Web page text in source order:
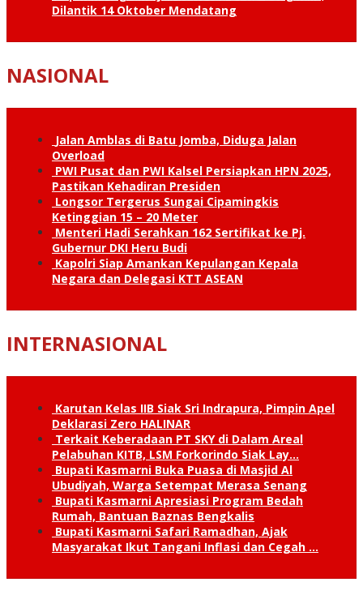
Dilantik 14 Oktober Mendatang
NASIONAL
Jalan Amblas di Batu Jomba, Diduga Jalan
Overload
PWI Pusat dan PWI Kalsel Persiapkan HPN 2025,
Pastikan Kehadiran Presiden
Longsor Tergerus Sungai Cipamingkis
Ketinggian 15 – 20 Meter
Menteri Hadi Serahkan 162 Sertifikat ke Pj.
Gubernur DKI Heru Budi
Kapolri Siap Amankan Kepulangan Kepala
Negara dan Delegasi KTT ASEAN
INTERNASIONAL
Karutan Kelas IIB Siak Sri Indrapura, Pimpin Apel
Deklarasi Zero HALINAR
Terkait Keberadaan PT SKY di Dalam Areal
Pelabuhan KITB, LSM Forkorindo Siak Lay…
Bupati Kasmarni Buka Puasa di Masjid Al
Ubudiyah, Warga Setempat Merasa Senang
Bupati Kasmarni Apresiasi Program Bedah
Rumah, Bantuan Baznas Bengkalis
Bupati Kasmarni Safari Ramadhan, Ajak
Masyarakat Ikut Tangani Inflasi dan Cegah …